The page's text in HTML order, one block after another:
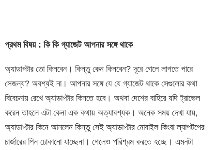
প্রথম বিষয় : কি কি গ্যাজেট আপনার সঙ্গে থাকে
অ্যাডাপ্টার তো কিনবেন। কিন্তু কেন কিনবেন? দূরে গেলে লাগতে পারে
সেজন্য? অবশ্যই না। আপনার সঙ্গে যে যে গ্যাজেট থাকে সেগুলোর কথা
বিবেচনায় রেখে অ্যাডাপ্টার কিনতে হবে। অথবা দেশের বাহিরে যদি ট্রাভেল
করেন তাহলে এটা কেনা এক কথায় অত্যাবশ্যক। অনেক সময় দেখা যায়,
অ্যাডাপ্টার কিনে আনলেন কিন্তু সেই অ্যাডাপ্টার মোবাইল কিংবা ল্যাপটপের
চার্জারের পিন ঢোকানো যাচ্ছেনা। গেলেও পরিশ্রম করতে হচ্ছে। এমনটা